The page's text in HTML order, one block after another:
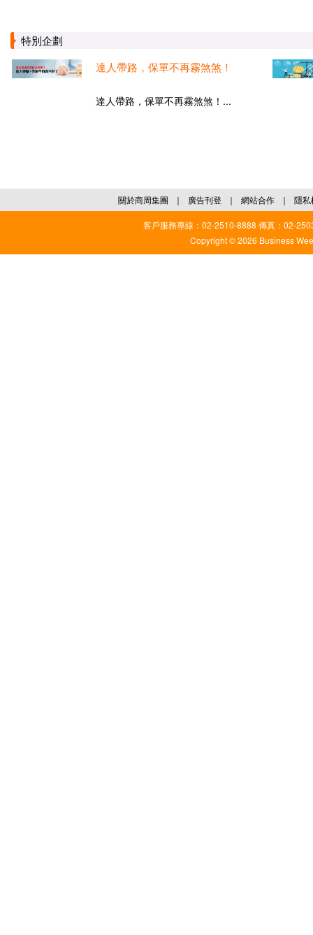
特別企劃
達人帶路，保單不再霧煞煞！
達人帶路，保單不再霧煞煞！...
關於商周集團 ｜ 廣告刊登 ｜ 網站合作 ｜ 隱私
客戶服務專線：02-2510-8888 傳真：02-
Copyright © 2026 Business